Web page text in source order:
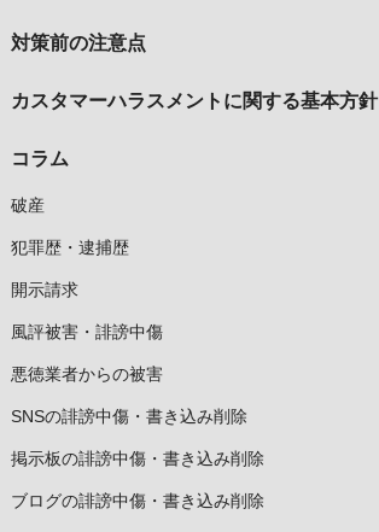
対策前の注意点
カスタマーハラスメントに関する基本方針
コラム
破産
犯罪歴・逮捕歴
開示請求
風評被害・誹謗中傷
悪徳業者からの被害
SNSの誹謗中傷・書き込み削除
掲示板の誹謗中傷・書き込み削除
ブログの誹謗中傷・書き込み削除